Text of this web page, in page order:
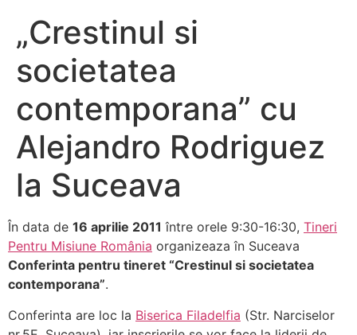
„Crestinul si
societatea
contemporana” cu
Alejandro Rodriguez
la Suceava
În data de 16 aprilie 2011 între orele 9:30-16:30, Tineri
Pentru Misiune România organizeaza în Suceava
Conferinta pentru tineret “Crestinul si societatea
contemporana”.
Conferinta are loc la Biserica Filadelfia (Str. Narciselor